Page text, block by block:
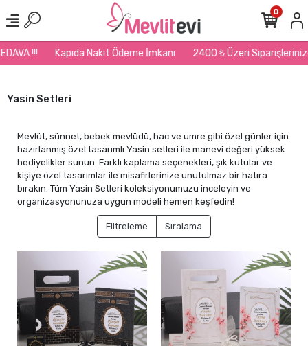
Nakit Ödeme İmkanı 2400 ₺ Üzeri Siparişlerinizde Kargo
0
Yasin Setleri
Mevlüt, sünnet, bebek mevlüdü, hac ve umre gibi özel günler için
hazırlanmış özel tasarımlı Yasin setleri ile manevi değeri yüksek
hediyelikler sunun. Farklı kaplama seçenekleri, şık kutular ve
kişiye özel tasarımlar ile misafirlerinize unutulmaz bir hatıra
bırakın. Tüm Yasin Setleri koleksiyonumuzu inceleyin ve
organizasyonunuza uygun modeli hemen keşfedin!
Filtreleme Sıralama